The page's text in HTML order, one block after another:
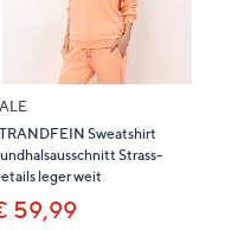
Sweatshirt
Strass-
leger weit
59,99